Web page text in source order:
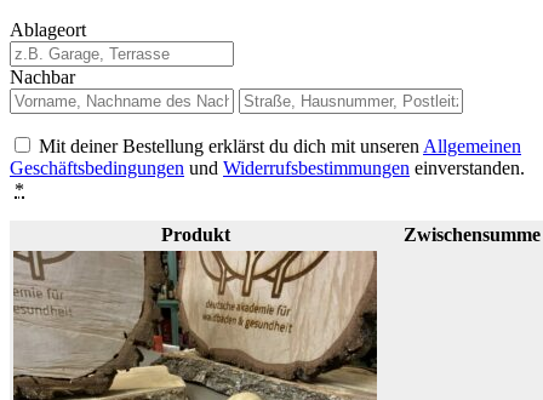
Ablageort
Nachbar
Mit deiner Bestellung erklärst du dich mit unseren Allgemeinen
Geschäftsbedingungen und Widerrufsbestimmungen einverstanden.
*
Produkt Zwischensumme